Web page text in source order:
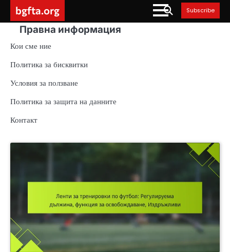
content
bgfta.org Subscribe
Правна информация
Кои сме ние
Политика за бисквитки
Условия за ползване
Политика за защита на данните
Контакт